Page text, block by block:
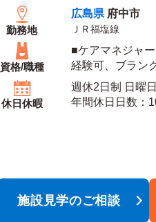
勤務地
広島県 府中市
ＪＲ福塩線
資格/職種
■ケアマネジャ
経験可、ブラン
休日休暇
週休2日制 日曜
年間休日日数：
施設見学のご相談